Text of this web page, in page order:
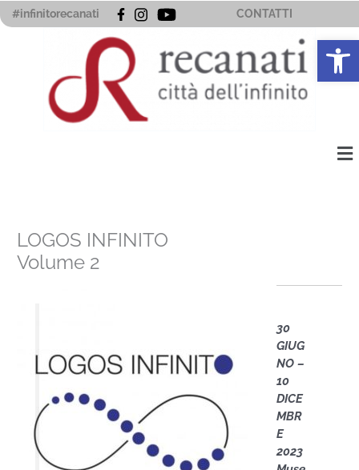
Vai
al
#infinitorecanati CONTATTI
LOGOS INFINITO
Volume 2
30
GIUG
NO –
10
DICE
MBR
E
2023
Apri la